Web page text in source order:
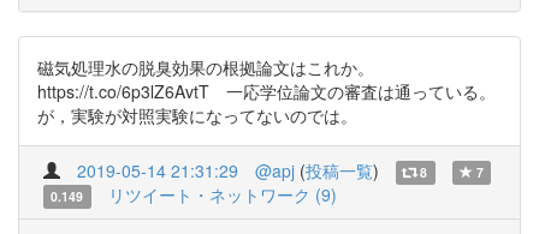
磁気処理水の脱臭効果の根拠論文はこれか。
https://t.co/6p3lZ6AvtT 一応学位論文の審査は通っている。
が，実験が対照実験になってないのでは。
2019-05-14 21:31:29 @apj (投稿一覧) 8
7
0.149
リツイート・ネットワーク (9)